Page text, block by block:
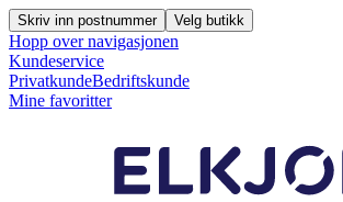
Skriv inn postnummer Velg butikk
Hopp over navigasjonen
Kundeservice
PrivatkundeBedriftskunde
Mine favoritter